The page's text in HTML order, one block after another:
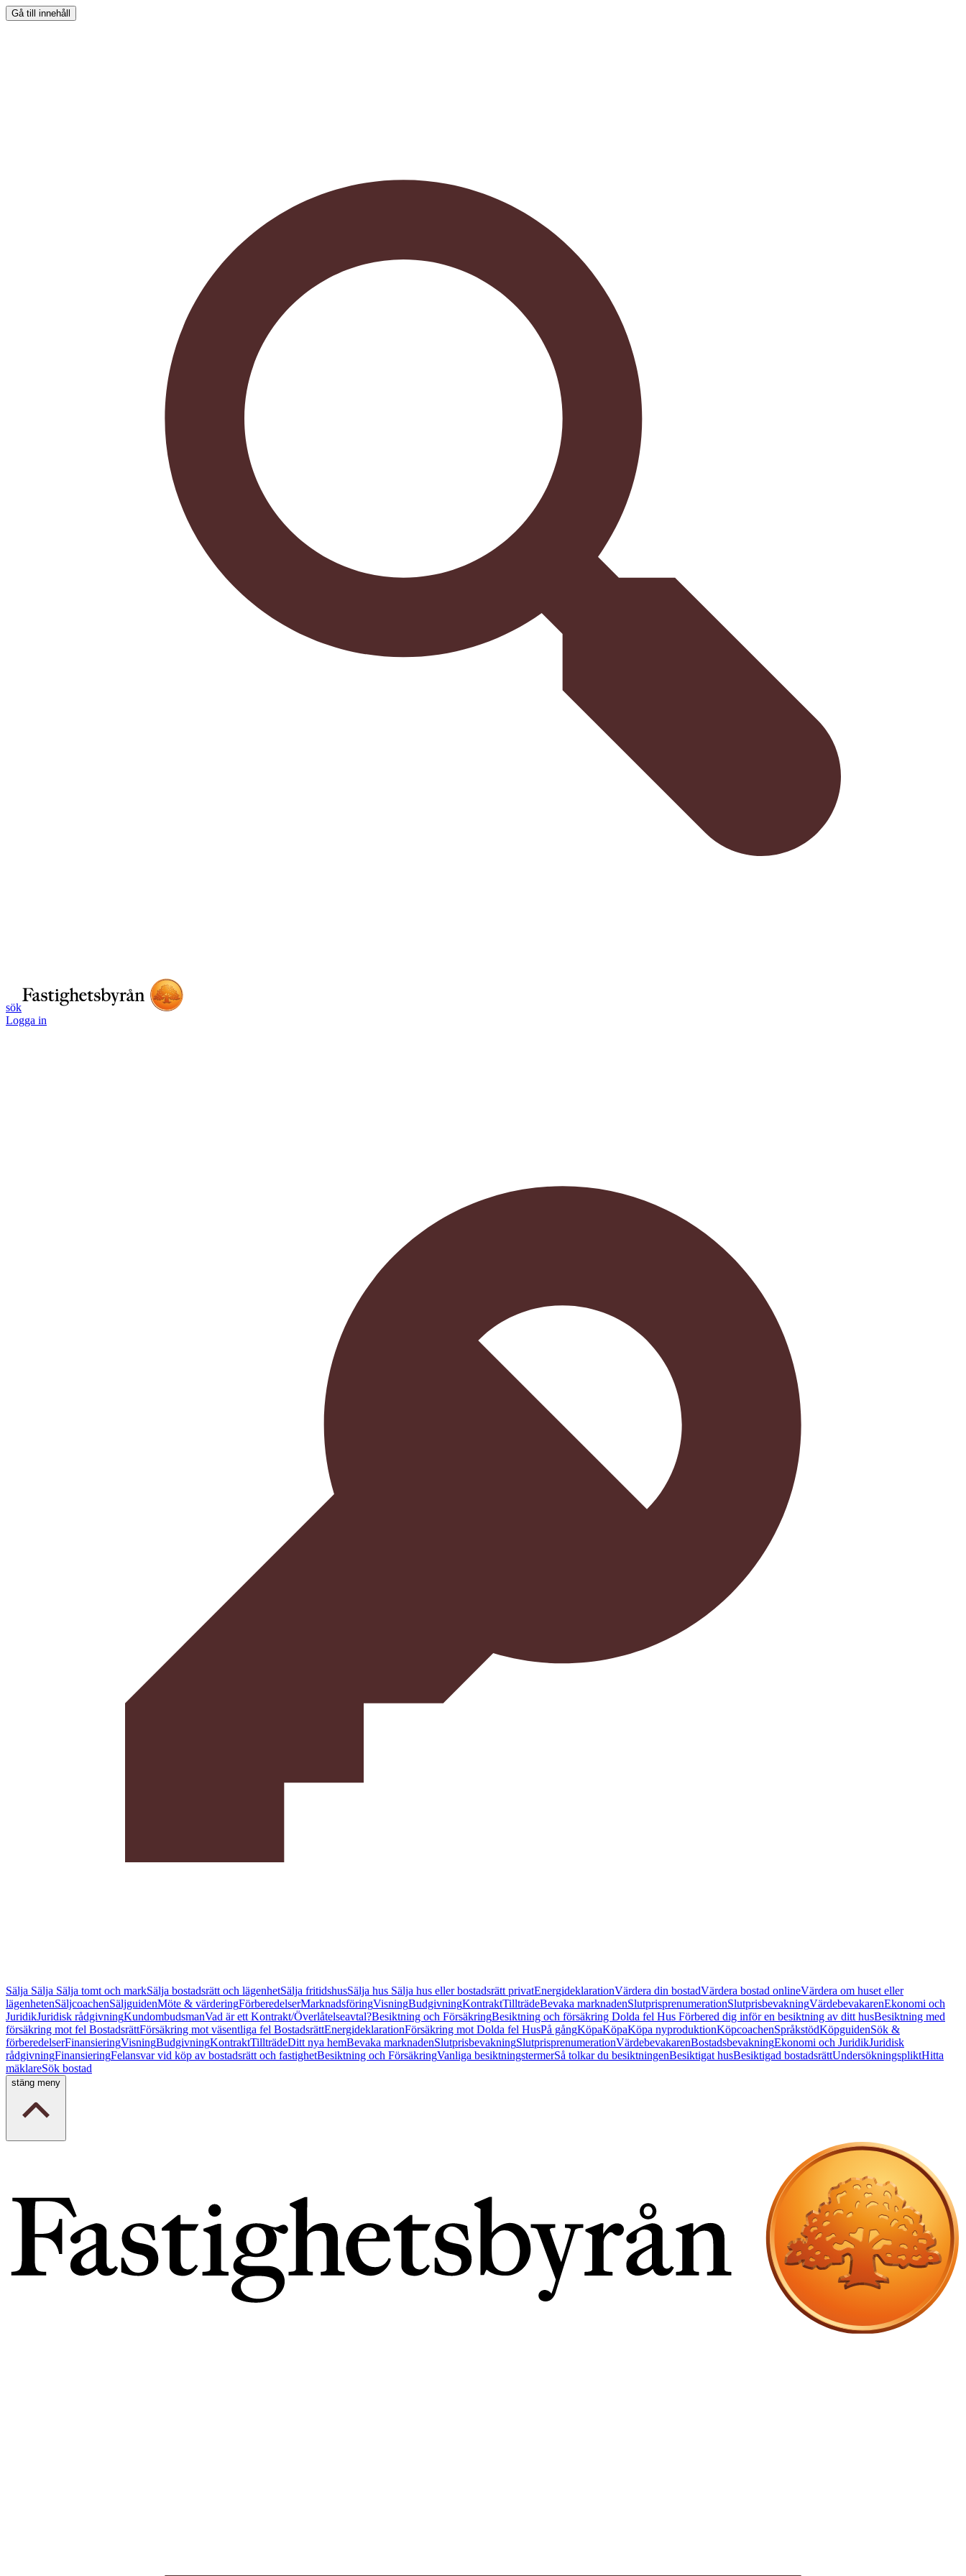
Gå till innehåll
sök
Logga in
Sälja Sälja Sälja tomt och markSälja bostadsrätt och lägenhetSälja fritidshusSälja hus Sälja hus eller bostadsrätt privatEnergideklarationVärdera din bostadVärdera bostad onlineVärdera om huset eller
lägenhetenSäljcoachenSäljguidenMöte & värderingFörberedelserMarknadsföringVisningBudgivningKontraktTillträdeBevaka marknadenSlutprisprenumerationSlutprisbevakningVärdebevakarenEkonomi och
JuridikJuridisk rådgivningKundombudsmanVad är ett Kontrakt/Överlåtelseavtal?Besiktning och FörsäkringBesiktning och försäkring Dolda fel Hus Förbered dig inför en besiktning av ditt husBesiktning med
försäkring mot fel BostadsrättFörsäkring mot väsentliga fel BostadsrättEnergideklarationFörsäkring mot Dolda fel HusPå gångKöpaKöpaKöpa nyproduktionKöpcoachenSpråkstödKöpguidenSök &
förberedelserFinansieringVisningBudgivningKontraktTillträdeDitt nya hemBevaka marknadenSlutprisbevakningSlutprisprenumerationVärdebevakarenBostadsbevakningEkonomi och JuridikJuridisk
rådgivningFinansieringFelansvar vid köp av bostadsrätt och fastighetBesiktning och FörsäkringVanliga besiktningstermerSå tolkar du besiktningenBesiktigat husBesiktigad bostadsrättUndersökningspliktHitta
mäklareSök bostad
stäng meny